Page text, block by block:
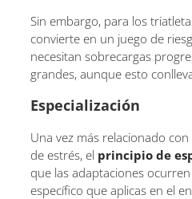
Sin embargo, para los
convierte en un juego de
necesitan sobrecargas
grandes, aunque esto
Especialización
Una vez más relacionado
de estrés, el principio de
que las adaptaciones
específico que aplicas en el